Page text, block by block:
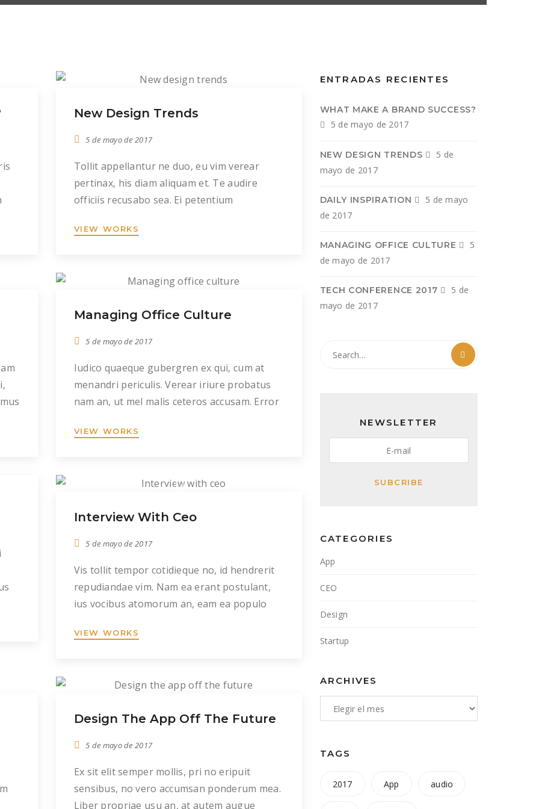
New Design Trends
5 de mayo de 2017
Tollit appellantur ne duo, eu vim verear
pertinax, his diam aliquam et. Te audire
officiis recusabo sea. Ei petentium
invenire ne sed, mei iusto mollis repudiare
lorem partem. Ea rebum autem sit, ridens
VIEW WORKS
Managing Office Culture
5 de mayo de 2017
Iudico quaeque gubergren ex qui, cum at
menandri periculis. Verear iriure probatus
nam an, ut mel malis ceteros accusam. Error
perpetua vulputate cu his, at nec debitis
vulputate nam. In ius probo noster
[…]
VIEW WORKS
Interview With Ceo
5 de mayo de 2017
Vis tollit tempor cotidieque no, id hendrerit
repudiandae vim. Nam ea erant postulant,
ius vocibus atomorum an, eam ea populo
apeirian complectitur, usu clita homero ne,
lucilius, sit at probatus consequat, in nam
VIEW WORKS
Design The App Off The Future
5 de mayo de 2017
Ex sit elit semper mollis, pri no eripuit
sensibus, no vero accumsan ponderum mea.
Liber propriae usu an, at autem augue
ENTRADAS RECIENTES
WHAT MAKE A BRAND SUCCESS?
5 de mayo de 2017
NEW DESIGN TRENDS
5 de
mayo de 2017
DAILY INSPIRATION
5 de mayo
de 2017
MANAGING OFFICE CULTURE
5
de mayo de 2017
TECH CONFERENCE 2017
5 de
mayo de 2017
NEWSLETTER
SUBCRIBE
CATEGORIES
App
CEO
Design
Startup
ARCHIVES
TAGS
2017 App audio